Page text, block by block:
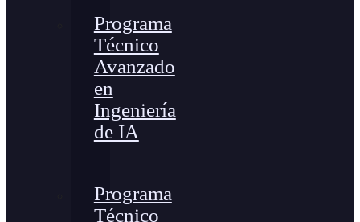
Programa
Técnico
Avanzado
en
Ingeniería
de IA
Programa
Técnico